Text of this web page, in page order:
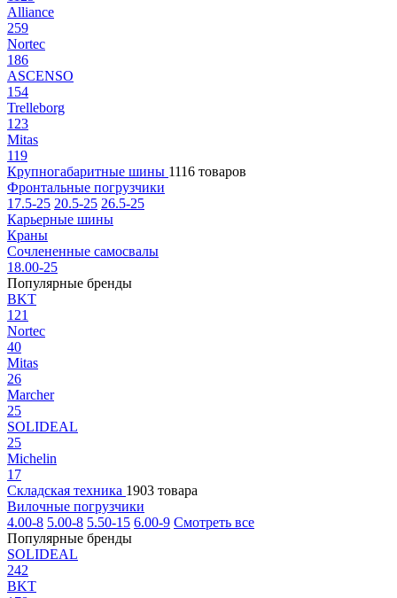
Alliance
259
Nortec
186
ASCENSO
154
Trelleborg
123
Mitas
119
Крупногабаритные шины 1116 товаров
Фронтальные погрузчики
17.5-25 20.5-25 26.5-25
Карьерные шины
Краны
Сочлененные самосвалы
18.00-25
Популярные бренды
BKT
121
Nortec
40
Mitas
26
Marcher
25
SOLIDEAL
25
Michelin
17
Складская техника 1903 товара
Вилочные погрузчики
4.00-8 5.00-8 5.50-15 6.00-9 Смотреть все
Популярные бренды
SOLIDEAL
242
BKT